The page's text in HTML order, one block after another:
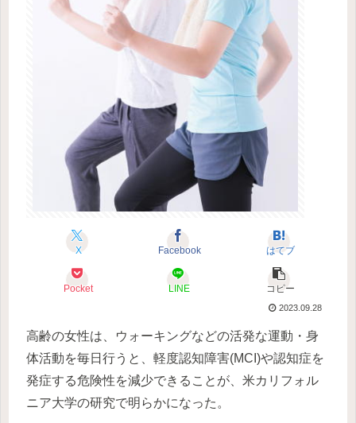
X Facebook はてブ
Pocket LINE コピー
2023.09.28
高齢の女性は、ウォーキングなどの活発な運動・身
体活動を毎日行うと、軽度認知障害(MCI)や認知症を
発症する危険性を減少できることが、米カリフォル
ニア大学の研究で明らかになった。